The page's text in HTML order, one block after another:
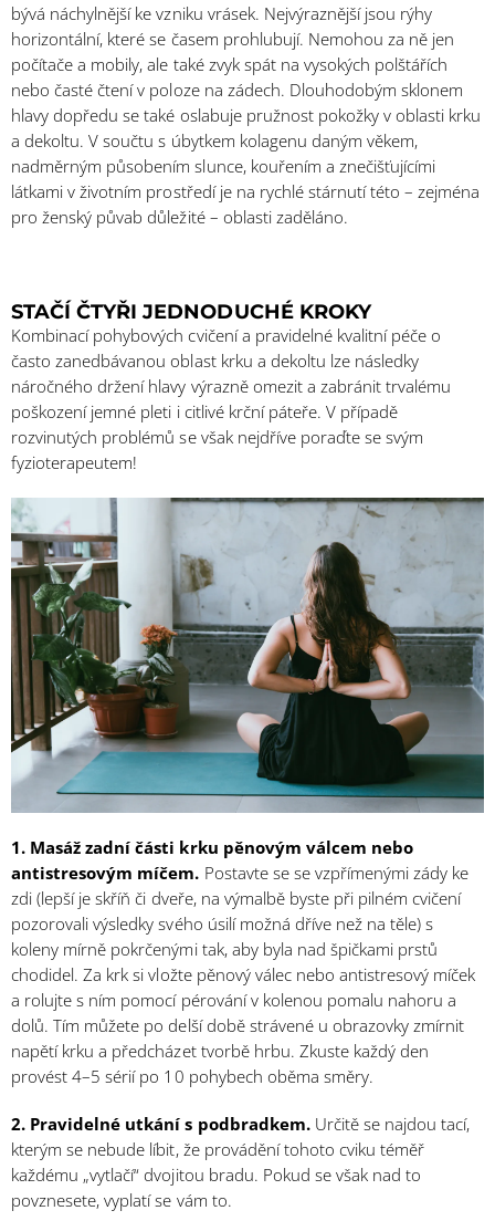
bývá náchylnější ke vzniku vrásek. Nejvýraznější jsou rýhy
horizontální, které se časem prohlubují. Nemohou za ně jen
počítače a mobily, ale také zvyk spát na vysokých polštářích
nebo časté čtení v poloze na zádech. Dlouhodobým sklonem
hlavy dopředu se také oslabuje pružnost pokožky v oblasti krku
a dekoltu. V součtu s úbytkem kolagenu daným věkem,
nadměrným působením slunce, kouřením a znečišťujícími
látkami v životním prostředí je na rychlé stárnutí této – zejména
pro ženský půvab důležité – oblasti zaděláno.
STAČÍ ČTYŘI JEDNODUCHÉ KROKY
Kombinací pohybových cvičení a pravidelné kvalitní péče o
často zanedbávanou oblast krku a dekoltu lze následky
náročného držení hlavy výrazně omezit a zabránit trvalému
poškození jemné pleti i citlivé krční páteře. V případě
rozvinutých problémů se však nejdříve poraďte se svým
fyzioterapeutem!
1. Masáž zadní části krku pěnovým válcem nebo
antistresovým míčem. Postavte se se vzpřímenými zády ke
zdi (lepší je skříň či dveře, na výmalbě byste při pilném cvičení
pozorovali výsledky svého úsilí možná dříve než na těle) s
koleny mírně pokrčenými tak, aby byla nad špičkami prstů
chodidel. Za krk si vložte pěnový válec nebo antistresový míček
a rolujte s ním pomocí pérování v kolenou pomalu nahoru a
dolů. Tím můžete po delší době strávené u obrazovky zmírnit
napětí krku a předcházet tvorbě hrbu. Zkuste každý den
provést 4–5 sérií po 10 pohybech oběma směry.
2. Pravidelné utkání s podbradkem. Určitě se najdou tací,
kterým se nebude líbit, že provádění tohoto cviku téměř
každému „vytlačí“ dvojitou bradu. Pokud se však nad to
povznesete, vyplatí se vám to.